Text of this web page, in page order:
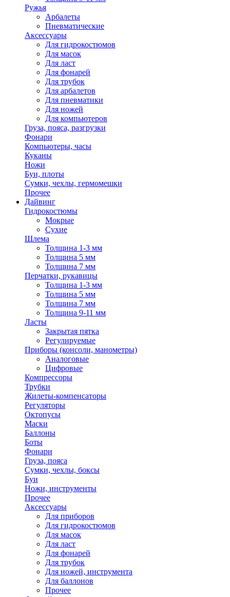
Ружья
Арбалеты
Пневматические
Аксессуары
Для гидрокостюмов
Для масок
Для ласт
Для фонарей
Для трубок
Для арбалетов
Для пневматики
Для ножей
Для компьютеров
Груза, пояса, разгрузки
Фонари
Компьютеры, часы
Куканы
Ножи
Буи, плоты
Сумки, чехлы, гермомешки
Прочее
Дайвинг
Гидрокостюмы
Мокрые
Сухие
Шлема
Толщина 1-3 мм
Толщина 5 мм
Толщина 7 мм
Перчатки, рукавицы
Толщина 1-3 мм
Толщина 5 мм
Толщина 7 мм
Толщина 9-11 мм
Ласты
Закрытая пятка
Регулируемые
Приборы (консоли, манометры)
Аналоговые
Цифровые
Компрессоры
Трубки
Жилеты-компенсаторы
Регуляторы
Октопусы
Маски
Баллоны
Боты
Фонари
Груза, пояса
Сумки, чехлы, боксы
Буи
Ножи, инструменты
Прочее
Аксессуары
Для приборов
Для гидрокостюмов
Для масок
Для ласт
Для фонарей
Для трубок
Для ножей, инструмента
Для баллонов
Прочее